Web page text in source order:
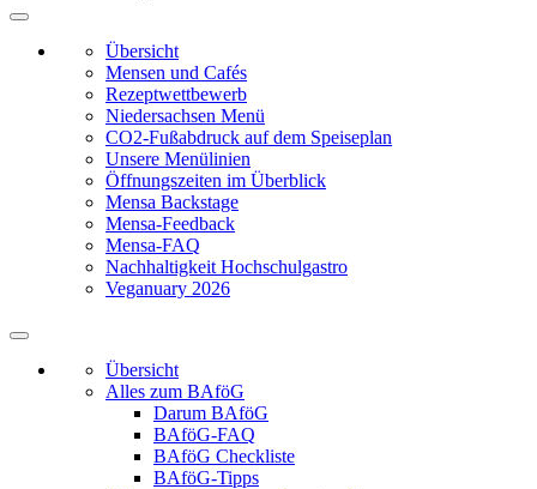
Übersicht
Mensen und Cafés
Rezeptwettbewerb
Niedersachsen Menü
CO2-Fußabdruck auf dem Speiseplan
Unsere Menülinien
Öffnungszeiten im Überblick
Mensa Backstage
Mensa-Feedback
Mensa-FAQ
Nachhaltigkeit Hochschulgastro
Veganuary 2026
Übersicht
Alles zum BAföG
Darum BAföG
BAföG-FAQ
BAföG Checkliste
BAföG-Tipps